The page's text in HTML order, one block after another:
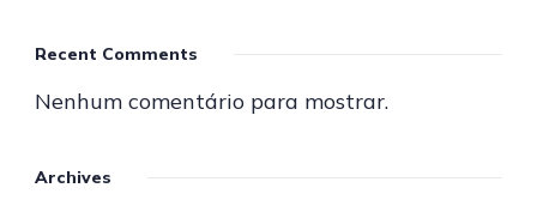
Recent Comments
Nenhum comentário para mostrar.
Archives